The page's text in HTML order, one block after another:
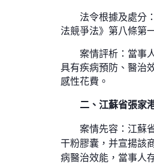
法令根據及處分
法競爭法》第八條第
案情評析：當事
具有疾病預防、醫治
感性花費。
二、江蘇省張家
案情先容：江蘇
干粉膠囊，并宣揚該
病醫治效能，當事人